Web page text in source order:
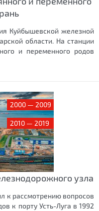
Куйбышевской железной
области. На станции
и переменного родов
2000 — 2009
2010 — 2019
узла
к рассмотрению вопросов
к порту Усть-Луга в 1992